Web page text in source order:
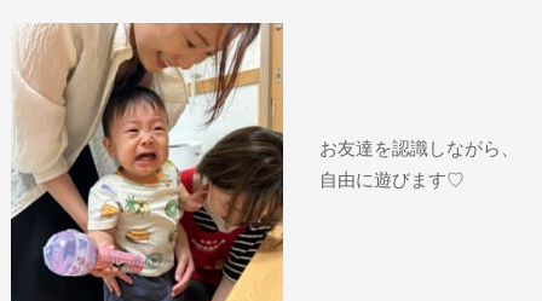
お友達を認識しながら、
自由に遊びます♡